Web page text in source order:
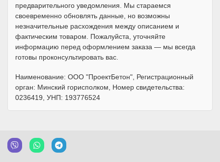
предварительного уведомления. Мы стараемся
своевременно обновлять данные, но возможны
незначительные расхождения между описанием и
фактическим товаром. Пожалуйста, уточняйте
информацию перед оформлением заказа — мы всегда
готовы проконсультировать вас.
Наименование: ООО "ПроектБетон", Регистрационный
орган: Минский горисполком, Номер свидетельства:
0236419, УНП: 193776524